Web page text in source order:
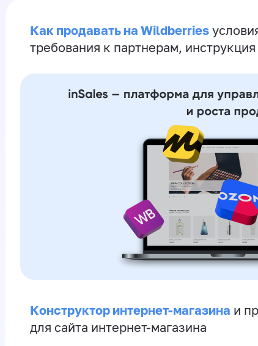
Как продавать на Wildberries
требования к партнерам,
Конструктор интернет-магазина и
для сайта интернет-магазина